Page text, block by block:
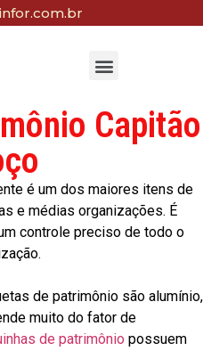
Capitão
é um dos maiores itens de
e médias organizações. É
controle preciso de todo o
de patrimônio são alumínio,
muito do fator de
de patrimônio possuem